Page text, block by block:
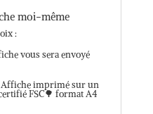
moi-même
:
vous sera envoyé
imprimé sur un
FSC🌳 format A4